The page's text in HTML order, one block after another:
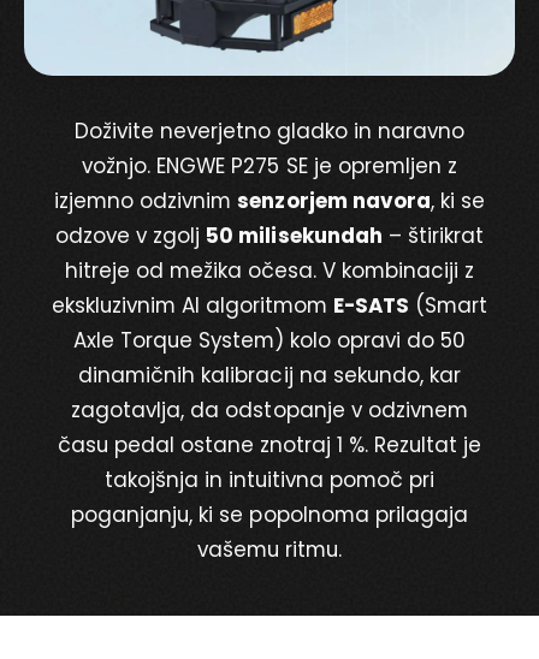
Doživite neverjetno gladko in naravno
vožnjo. ENGWE P275 SE je opremljen z
izjemno odzivnimsenzorjem navora, ki se
odzove v zgolj 50 milisekundah – štirikrat
hitreje od mežika očesa. V kombinaciji z
ekskluzivnim AI algoritmom E-SATS (Smart
Axle Torque System) kolo opravi do 50
dinamičnih kalibracij na sekundo, kar
zagotavlja, da odstopanje v odzivnem
času pedal ostane znotraj 1 %. Rezultat je
takojšnja in intuitivna pomoč pri
poganjanju, ki se popolnoma prilagaja
vašemu ritmu.